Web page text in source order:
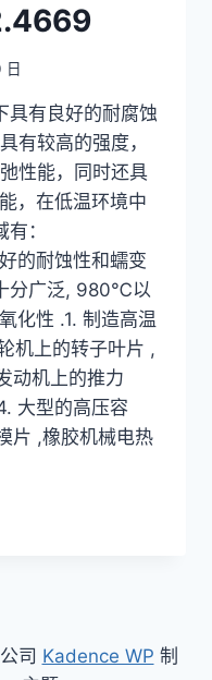
日
有良好的耐腐蚀
较高的强度，
性能，同时还具
，在低温环境中
：
的耐蚀性和蠕变
分广泛, 980℃以
化性 .1. 制造高温
机上的转子叶片 ,
动机上的推力
大型的高压容
片 ,橡胶机械电热
司 Kadence WP 制